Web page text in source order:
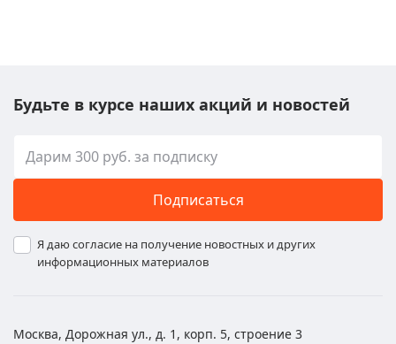
Будьте в курсе наших акций и новостей
Подписаться
Я даю согласие на получение новостных и других
информационных материалов
Москва, Дорожная ул., д. 1, корп. 5, строение 3